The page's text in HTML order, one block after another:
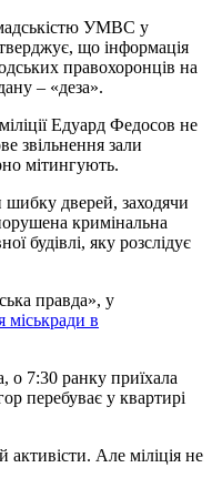
УМВС у
що інформація
правохоронців на
– «деза».
Едуард Федосов не
звільнення зали
мітингують.
дверей, заходячи
кримінальна
будівлі, яку розслідує
правда», у
міськради в
о 7:30 ранку приїхала
перебуває у квартирі
Але міліція не